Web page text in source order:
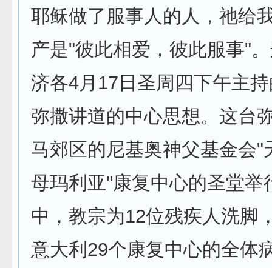
耶稣做了服事人的人，祂给
产是"彼此相爱，彼此服事"
济各4月17日圣周四下午主
弥撒讲道的中心思想。这台
马郊区的尼基奥神父基金会"
母玛利亚"康复中心的圣堂举
中，­教宗为12位残疾人洗脚
意大利29个康复中心的全体